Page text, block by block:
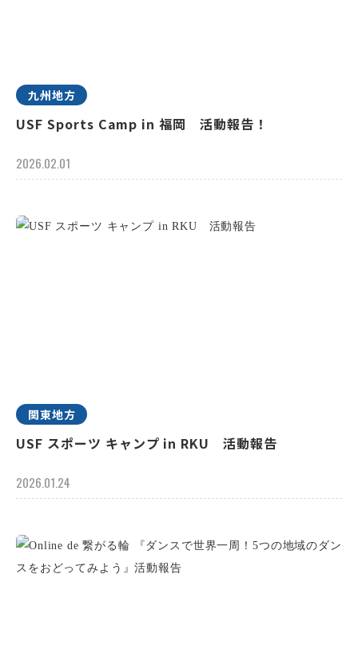
九州地方
USF Sports Camp in 福岡 活動報告！
2026.02.01
関東地方
USF スポーツ キャンプ in RKU 活動報告
2026.01.24